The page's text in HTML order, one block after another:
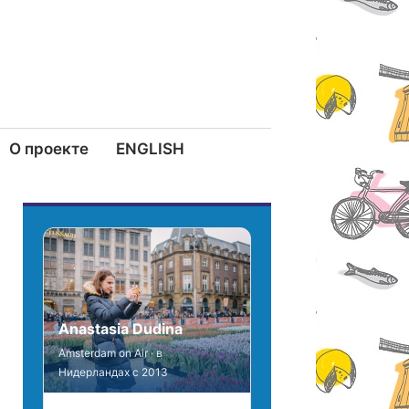
О проекте ENGLISH
Anastasia Dudina
Amsterdam on Air · в
Нидерландах с 2013